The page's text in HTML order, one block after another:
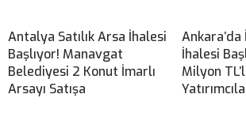
Antalya Satılık Arsa İhalesi
Başlıyor! Manavgat
Belediyesi 2 Konut İmarlı
Arsayı Satışa
Ankara’da
İhalesi
Milyon